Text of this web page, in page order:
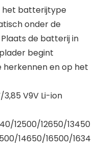
het batterijtype
onder de
de batterij in
begint
en op het
3,85 V9V Li-ion
12500/12650/13450
14650/16500/1634